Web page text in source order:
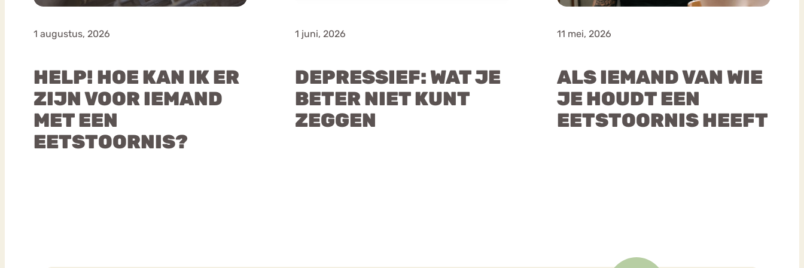
1 augustus, 2026
HELP! HOE KAN IK ER
ZIJN VOOR IEMAND
MET EEN
EETSTOORNIS?
1 juni, 2026
DEPRESSIEF: WAT JE
BETER NIET KUNT
ZEGGEN
11 mei, 2026
ALS IEMAND VAN WIE
JE HOUDT EEN
EETSTOORNIS HEEFT